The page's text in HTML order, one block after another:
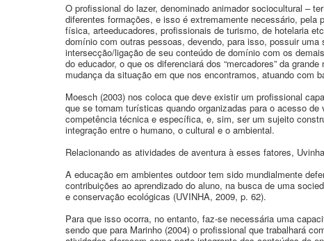
O profissional do lazer, denominado animador sociocultural –
diferentes formações, e isso é extremamente necessário, pela
física, arteeducadores, profissionais de turismo, de hotelaria
domínio com outras pessoas, devendo, para isso, possuir
intersecção/ligação de seu conteúdo de domínio com os
do educador, o que os diferenciará dos “mercadores” da
mudança da situação em que nos encontramos, atuando com
Moesch (2003) nos coloca que deve existir um profissional
que se tornam turísticas quando organizadas para o acesso
competência técnica e específica, e, sim, ser um sujeito
integração entre o humano, o cultural e o ambiental.
Relacionando as atividades de aventura à esses fatores,
A educação em ambientes outdoor tem sido mundialmente
contribuições ao aprendizado do aluno, na busca de uma
e conservação ecológicas (UVINHA, 2009, p. 62).
Para que isso ocorra, no entanto, faz-se necessária uma
sendo que para Marinho (2004) o profissional que trabalhará